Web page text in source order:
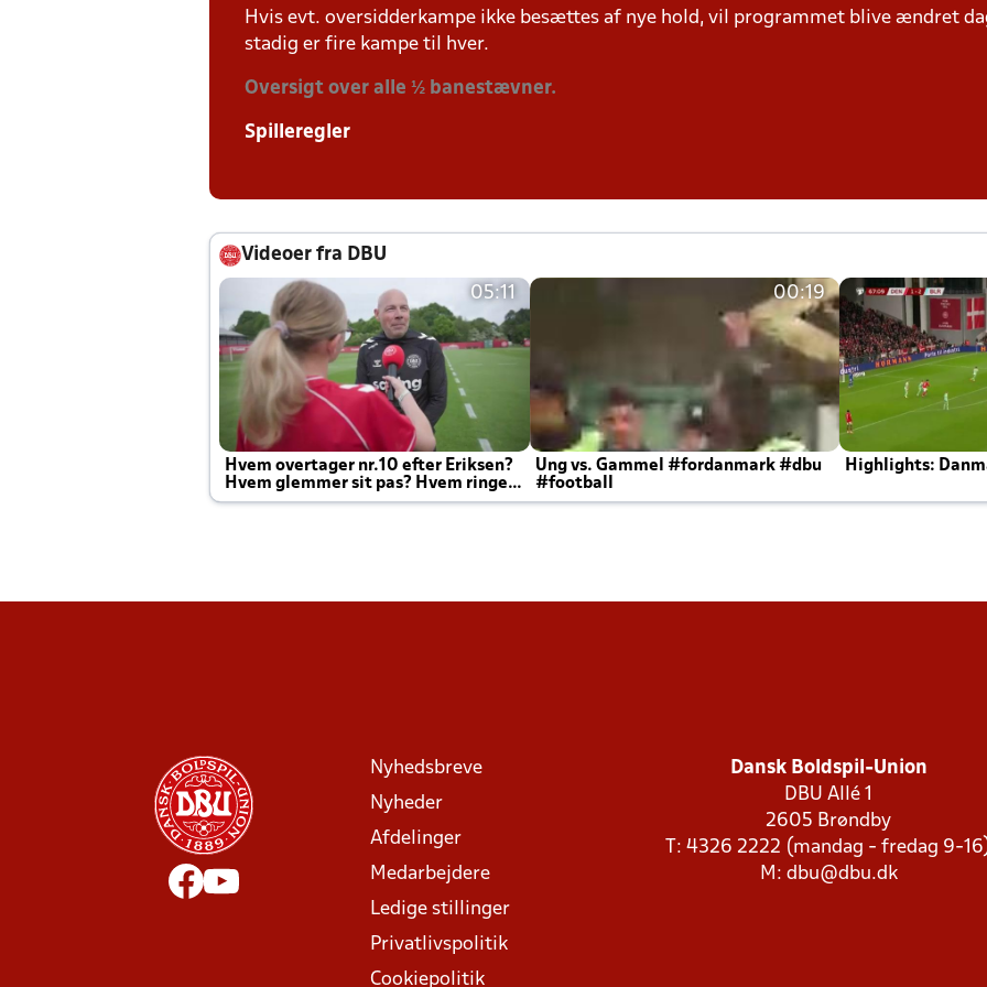
Hvis evt. oversidderkampe ikke besættes af nye hold, vil programmet blive ændret
stadig er fire kampe til hver.
Oversigt over alle ½ banestævner.
Spilleregler
Videoer fra DBU
05:11
Hvem overtager nr.10 efter Eriksen?
Hvem glemmer sit pas? Hvem ringer
Joachim altid til efter kampe?
00:19
Ung vs. Gammel #fordanmark #dbu
#football
Highlights:
Nyhedsbreve
Nyheder
Afdelinger
Medarbejdere
Ledige stillinger
Privatlivspolitik
Cookiepolitik
Dansk Boldspil-Union
DBU Allé 1
2605 Brøndby
T: 4326 2222 (mandag - fredag 9-
M: dbu@dbu.dk